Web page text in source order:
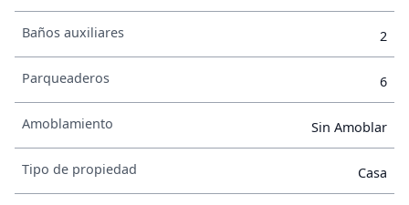
Baños auxiliares 2
Parqueaderos 6
Amoblamiento Sin Amoblar
Tipo de propiedad Casa